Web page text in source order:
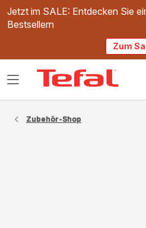
Jetzt im SALE: Entdecken Sie
Bestsellern
Zum
Das
Zubehör-Shop